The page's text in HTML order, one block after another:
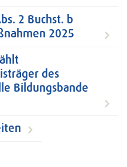
2 Buchst. b
2025
des
Bildungsbande